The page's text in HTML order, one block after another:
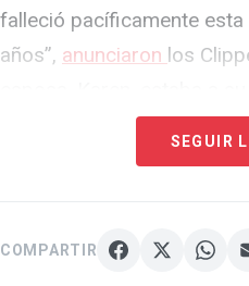
falleció pacíficamente
años”, anunciaron los
SEGUIR
COMPARTIR